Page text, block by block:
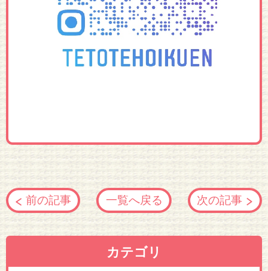
前の記事 一覧へ戻る 次の記事
カテゴリ